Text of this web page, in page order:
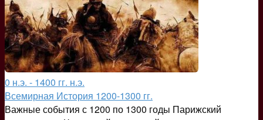
0 н.э. - 1400 гг. н.э.
Всемирная История 1200-1300 гг.
Важные события с 1200 по 1300 годы Парижский